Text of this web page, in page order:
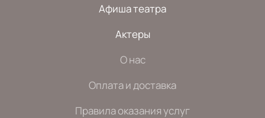
Афиша театра
Актеры
О нас
Оплата и доставка
Правила оказания услуг